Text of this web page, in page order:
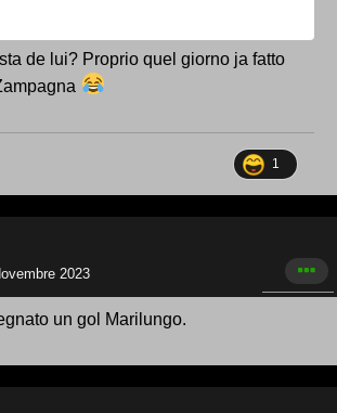
de lui? Proprio quel giorno ja fatto
1
2023
un gol Marilungo.